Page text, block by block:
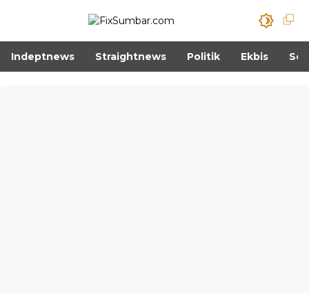
Indeptnews Straightnews Politik Ekbis